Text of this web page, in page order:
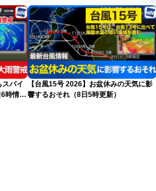
スパイ
時情
【台風15号 2026】お盆休みの天気に影
響するおそれ（8日5時更新）